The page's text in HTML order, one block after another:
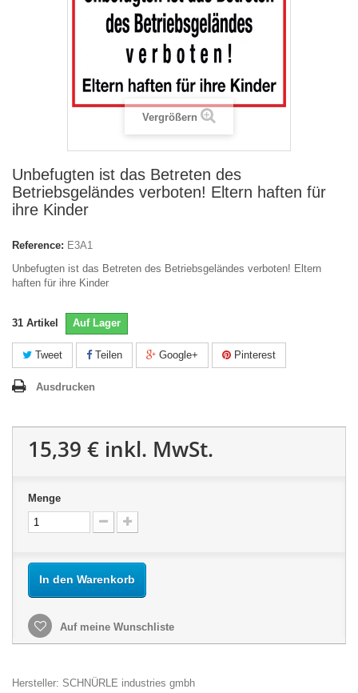
Vergrößern
Unbefugten ist das Betreten des
Betriebsgeländes verboten! Eltern haften für
ihre Kinder
Reference: E3A1
Unbefugten ist das Betreten des Betriebsgeländes verboten! Eltern
haften für ihre Kinder
31 Artikel Auf Lager
Tweet Teilen Google+ Pinterest
Ausdrucken
15,39 € inkl. MwSt.
Menge
In den Warenkorb
Auf meine Wunschliste
Hersteller: SCHNÜRLE industries gmbh